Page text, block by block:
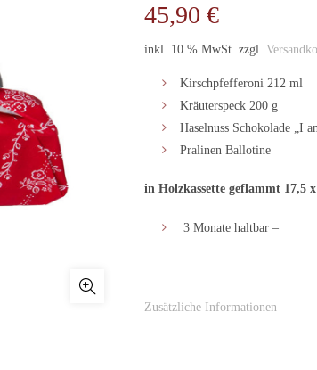
45,90 €
inkl. 10 % MwSt. zzgl.
Kirschpfefferoni 212 ml
Kräuterspeck 200 g
Haselnuss Schokolade „I
Pralinen Ballotine
in Holzkassette geflammt 17,5
3 Monate haltbar –
Zusätzliche Informationen